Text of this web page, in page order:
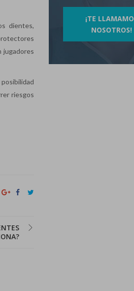
dientes,
jugadores
riesgos
¡TE
NOSOTROS!